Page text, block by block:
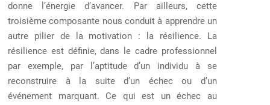
donne l’énergie d’avancer. Par ailleurs, cette
troisième composante nous conduit à apprendre un
autre pilier de la motivation : la résilience. La
résilience est définie, dans le cadre professionnel
par exemple, par l’aptitude d’un individu à se
reconstruire à la suite d’un échec ou d’un
événement marquant. Ce qui est un échec au